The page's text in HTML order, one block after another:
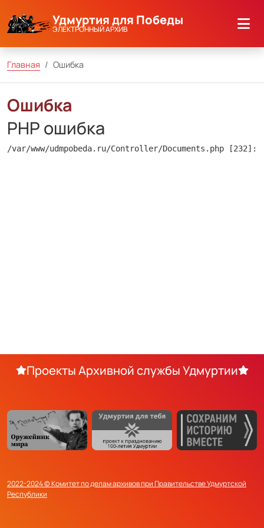
Удмуртия для Победы
ЭЛЕКТРОННЫЙ АРХИВ
Главная Ошибка
Ошибка
PHP ошибка
/var/www/udmpobeda.ru/Controller/Documents.php
Проекты Архивной службы Удмуртии
2022-2024 © Комитет по делам архивов при Правительстве Удмуртской
Республики